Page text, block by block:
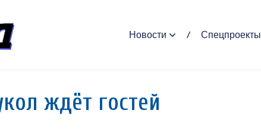
Новости Спецпроекты
ждёт гостей